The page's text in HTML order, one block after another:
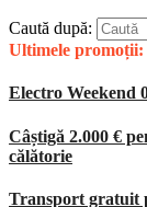
Caută după:
Ultimele promoții:
Electro Weekend
Câștigă 2.000 €
călătorie
Transport gratuit